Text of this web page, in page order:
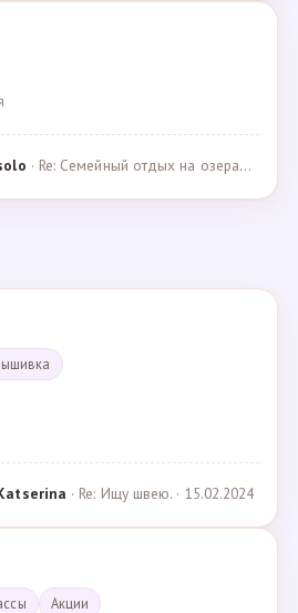
· Re: Семейный отдых на озерах Челябинской области. П… · 04.05.2025
· Re: Ищу швею. · 15.02.2024
Акции